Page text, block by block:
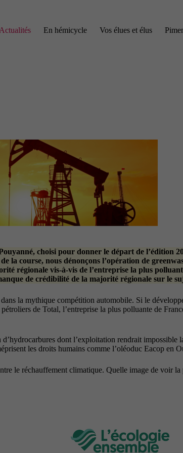
Actualités En hémicycle Vos élues et élus
choisi pour donner le départ de l’édition
la course, nous dénonçons l’opération de
régionale vis-à-vis de l’entreprise la plus
de crédibilité de la majorité régionale sur le
la mythique compétition automobile. Si le
de Total, l’entreprise la plus polluante de
dont l’exploitation rendrait impossible
les droits humains comme l’oléoduc Eacop en
le réchauffement climatique. Quelle image de voir